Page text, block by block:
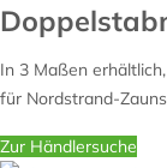
In 3 Maßen
für Nordstrand-
Zur Händlersuche